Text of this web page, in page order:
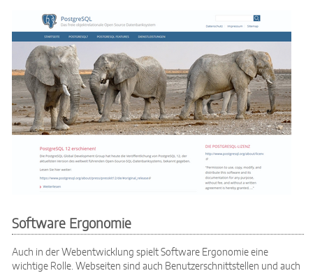
Software Ergonomie
Auch in der Webentwicklung spielt Software Ergonomie eine
wichtige Rolle. Webseiten sind auch Benutzerschnittstellen und auch